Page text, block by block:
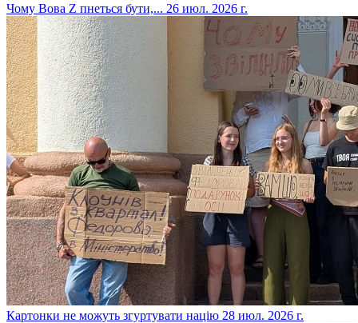
​Чому Вова Z пнеться бути,... 26 июл. 2026 г.
​Картонки не можуть згуртувати націю 28 июл. 2026 г.